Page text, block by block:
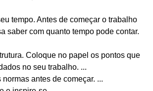
tempo. Antes de começar o trabalho
saber com quanto tempo pode contar.
Coloque no papel os pontos que
no seu trabalho. ...
normas antes de começar. ...